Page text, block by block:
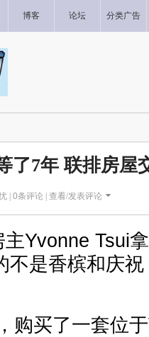
博客 论坛 分类广告
了7年 联排房屋
| 0条评论 | 查看/发表评论
Yvonne Tsui
不是香槟和庆
购买了一套位